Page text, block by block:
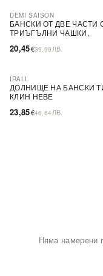
DEMI SAISON
БАНСКИ ОТ ДВЕ ЧАСТИ
ТРИЪГЪЛНИ ЧАШКИ,
20,45€39,99 ЛВ.
IRALL
ДОЛНИЩЕ НА БАНСКИ
КЛИН HEBE
23,85€46,64 ЛВ.
Няма намерени